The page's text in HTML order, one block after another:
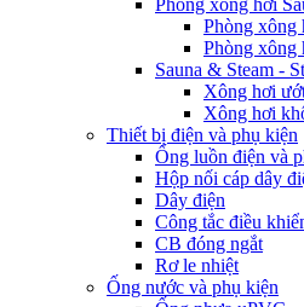
Phòng xông hơi
Phòng xông
Phòng xông
Sauna & Steam -
Xông hơi
Xông hơi
Thiết bị điện và phụ kiện
Ống luồn điện và
Hộp nối cáp dây
Dây điện
Công tắc điều
CB đóng ngắt
Rơ le nhiệt
Ống nước và phụ kiện